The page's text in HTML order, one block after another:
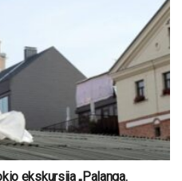
ekskursija „Palanga.